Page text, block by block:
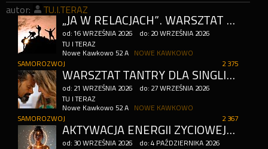
autor: TU.I.TERAZ
„JA W RELACJACH”. WARSZTAT PRACY Z CIAŁEM W NURCIE ALEXANDRA LOWENA
od:16 WRZEŚNIA 2026 do: 20 WRZEŚNIA 2026
TU I TERAZ
Nowe Kawkowo 52 A
NOWE KAWKOWO
2 375
SAMOROZWOJ
WARSZTAT TANTRY DLA SINGLI I PAR: DIVINE SEXUALITY – BOSKA SEKSUALNOŚĆ ŚWIĘTA SZTUKA TANTRY
od: 21 WRZEŚNIA 2026 do: 27 WRZEŚNIA 2026
TU I TERAZ
Nowe Kawkowo 52 A
NOWE KAWKOWO
2 367
SAMOROZWOJ
AKTYWACJA ENERGII ŻYCIOWEJ. AKTYWACJA 7 CENTRÓW ENERGETYCZNYCH
od: 30 WRZEŚNIA 2026 do:4 PAŹDZIERNIKA 2026